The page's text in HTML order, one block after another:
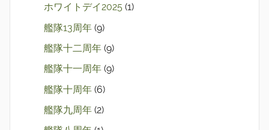
ホワイトデイ2025 (1)
艦隊13周年 (9)
艦隊十二周年 (9)
艦隊十一周年 (9)
艦隊十周年 (6)
艦隊九周年 (2)